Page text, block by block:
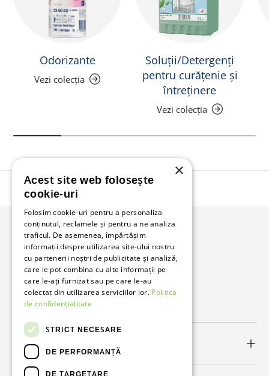
Odorizante
Vezi colecția
Soluții/Detergenți
pentru curățenie și
întreținere
Vezi colecția
Înapoi în sus
Bunzl Romania
Soluții complete pentru afacerea ta.
FacebookLinkedIn
Link-uri utile
×
Acest site web folosește
cookie-uri
Folosim cookie-uri pentru a personaliza
conținutul, reclamele și pentru a ne analiza
traficul. De asemenea, împărtășim
informații despre utilizarea site-ului nostru
cu partenerii noștri de publicitate și analiză,
care le pot combina cu alte informații pe
care le-ați furnizat sau pe care le-au
colectat din utilizarea serviciilor lor. Politica
de confidențialitate
STRICT NECESARE
DE PERFORMANȚĂ
DE TARGETARE